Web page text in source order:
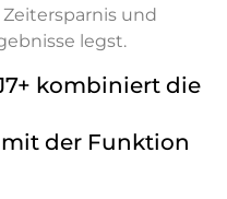
und
legst.
kombiniert die
der Funktion